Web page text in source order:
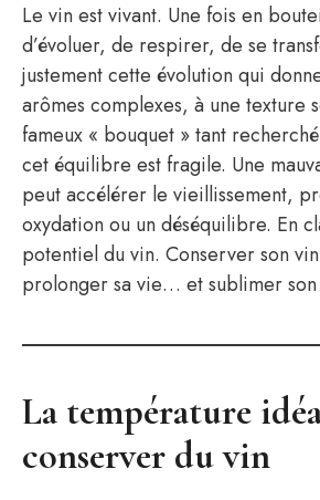
Le vin est vivant. Une fois en
d’évoluer, de respirer, de se
justement cette évolution qui
arômes complexes, à une texture
fameux « bouquet » tant
cet équilibre est fragile. Une
peut accélérer le vieillissement,
oxydation ou un déséquilibre. En
potentiel du vin. Conserver son
prolonger sa vie… et sublimer son
La température
conserver du vin